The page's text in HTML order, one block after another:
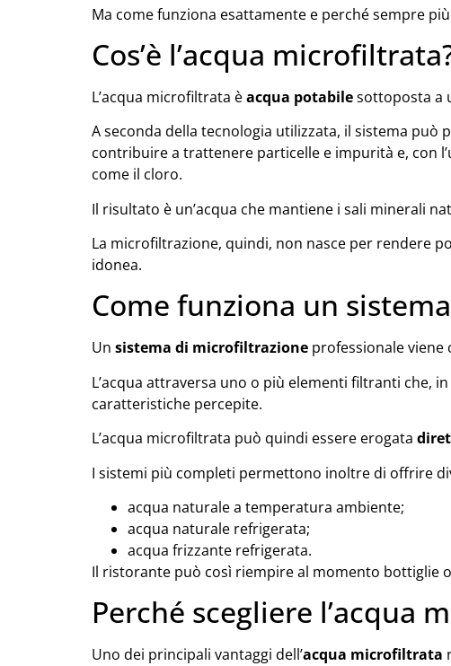
Ma come funziona esattamente e perché sempre
Cos’è l’acqua
L’acqua microfiltrata èacqua potabilesottoposta a
A seconda della tecnologia utilizzata, il sistema
contribuire a trattenere particelle e impurità e, con
come il cloro.
Il risultato è un’acqua che mantiene i sali minerali
La microfiltrazione, quindi, non nasce per rendere
idonea.
Come funziona un
Un sistema di microfiltrazione professionale viene
L’acqua attraversa uno o più elementi filtranti che,
caratteristiche percepite.
L’acqua microfiltrata può quindi essere erogata
I sistemi più completi permettono inoltre di offrire
acqua naturale a temperatura ambiente;
acqua naturale refrigerata;
acqua frizzante refrigerata.
Il ristorante può così riempire al momento bottiglie
Perché scegliere l’acqua
Uno dei principali vantaggi dell’acqua microfiltrata